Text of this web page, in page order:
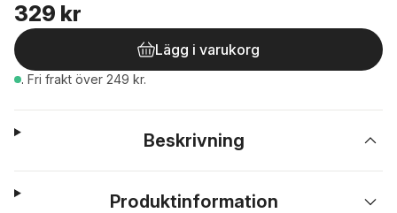
329 kr
Lägg i varukorg
. Fri frakt över 249 kr.
Beskrivning
Produktinformation